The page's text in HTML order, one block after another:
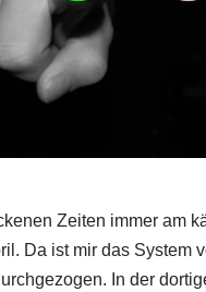
Zeiten immer am
Da ist mir das System
In der